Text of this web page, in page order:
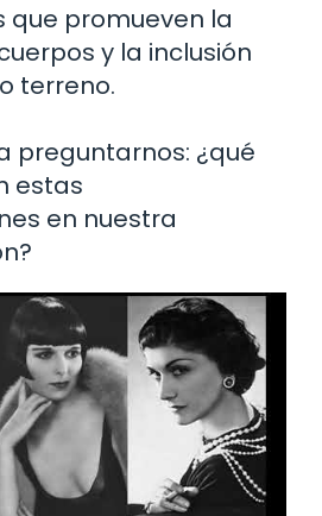
que promueven la
y la inclusión
terreno.
preguntarnos: ¿qué
estas
en nuestra